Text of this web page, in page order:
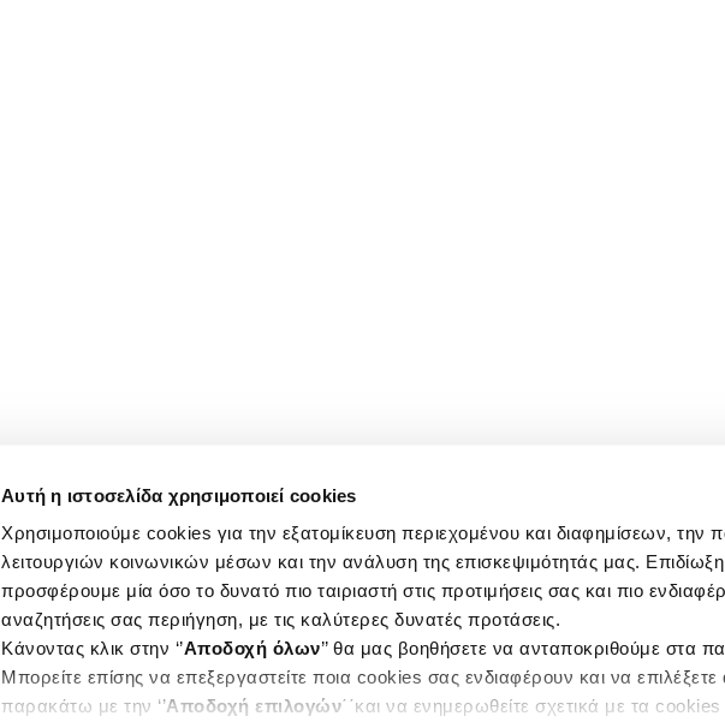
Αυτή η ιστοσελίδα χρησιμοποιεί cookies
Χρησιμοποιούμε cookies για την εξατομίκευση περιεχομένου και διαφημίσεων, την
λειτουργιών κοινωνικών μέσων και την ανάλυση της επισκεψιμότητάς μας.
προσφέρουμε μία όσο το δυνατό πιο ταιριαστή στις προτιμήσεις σας και πιο
αναζητήσεις σας περιήγηση, με τις καλύτερες δυνατές προτάσεις.
Κάνοντας κλικ στην ‘’Αποδοχή όλων’’ θα μας βοηθήσετε να ανταποκριθούμε στα
Μπορείτε επίσης να επεξεργαστείτε ποια cookies σας ενδιαφέρουν και να
παρακάτω με την ‘’Αποδοχή επιλογών΄΄και να ενημερωθείτε σχετικά με τα